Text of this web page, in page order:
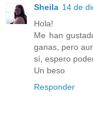
Sheila 14 de
Hola!
Me han
ganas, pero
sí, espero
Un beso
Responder